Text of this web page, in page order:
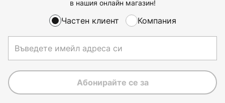
в нашия онлайн магазин!
Частен клиент Компания
Абонирайте се за